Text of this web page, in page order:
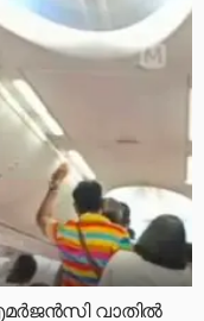
വാതിൽ